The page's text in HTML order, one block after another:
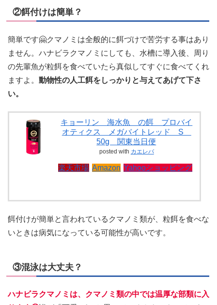
②餌付けは簡単？
簡単です🤗クマノミは全般的に餌づけで苦労する事はあり
ません。ハナビラクマノミにしても、水槽に導入後、周り
の先輩魚が粒餌を食べていたら真似してすぐに食べてくれ
ますよ。 動物性の人工餌をしっかりと与えてあげて下さ
い。
キョーリン 海水魚 の餌 プロバイ
オティクス メガバイトレッド S
50g 関東当日便
posted with カエレバ
楽天市場 Amazon Yahooショッピング
餌付けが簡単と言われているクマノミ類が、粒餌を食べな
いときは病気になっている可能性が高いです。
③混泳は大丈夫？
ハナビラクマノミは、クマノミ類の中では温厚な部類に入